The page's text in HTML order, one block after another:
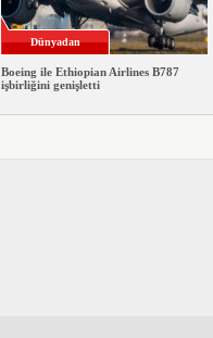
Dünyadan
Boeing ile Ethiopian Airlines B787
işbirliğini genişletti